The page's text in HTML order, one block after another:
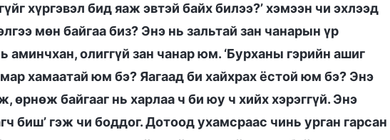
хүргэвэл бид яаж эвтэй байх билээ?’ хэмээн чи эхлээд
мөн байгаа биз? Энэ нь зальтай зан чанарын үр
аминчхан, олиггүй зан чанар юм. ‘Бурханы гэрийн ашиг
хамаатай юм бэ? Яагаад би хайхрах ёстой юм бэ? Энэ
өрнөж байгааг нь харлаа ч би юу ч хийх хэрэггүй. Энэ
биш’ гэж чи боддог. Дотоод ухамсраас чинь урган гарсан